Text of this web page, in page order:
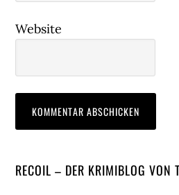
Website
Seitenspalte
RECOIL – DER KRIMIBLOG VON